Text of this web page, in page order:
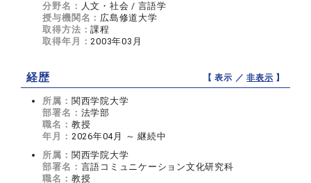
分野名： 人文・社会 / 言語学
授与機関名： 広島修道大学
取得方法：課程
取得年月：2003年03月
経歴 【 表示 ／非表示 】
所属： 関西学院大学
部署名： 法学部
職名： 教授
年月： 2026年04月 ～ 継続中
所属： 関西学院大学
部署名： 言語コミュニケーション文化研究科
職名： 教授